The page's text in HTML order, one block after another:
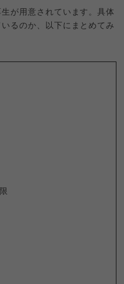
が用意されています。具体
るのか、以下にまとめてみ